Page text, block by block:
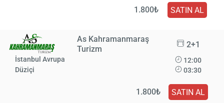
1.800₺ SATIN AL
As Kahramanmaraş
Turizm
2+1
İstanbul Avrupa
Düziçi
12:00
03:30
1.800₺ SATIN AL